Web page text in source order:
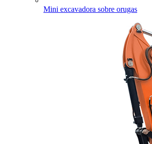
Mini excavadora sobre orugas